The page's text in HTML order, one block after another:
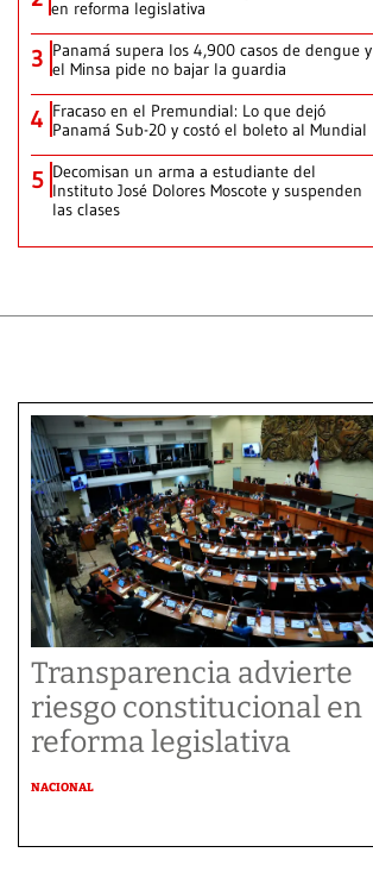
en reforma legislativa
3 Panamá supera los 4,900 casos de dengue y
el Minsa pide no bajar la guardia
4 Fracaso en el Premundial: Lo que dejó
Panamá Sub-20 y costó el boleto al Mundial
5 Decomisan un arma a estudiante del
Instituto José Dolores Moscote y suspenden
las clases
Transparencia advierte
riesgo constitucional en
reforma legislativa
NACIONAL